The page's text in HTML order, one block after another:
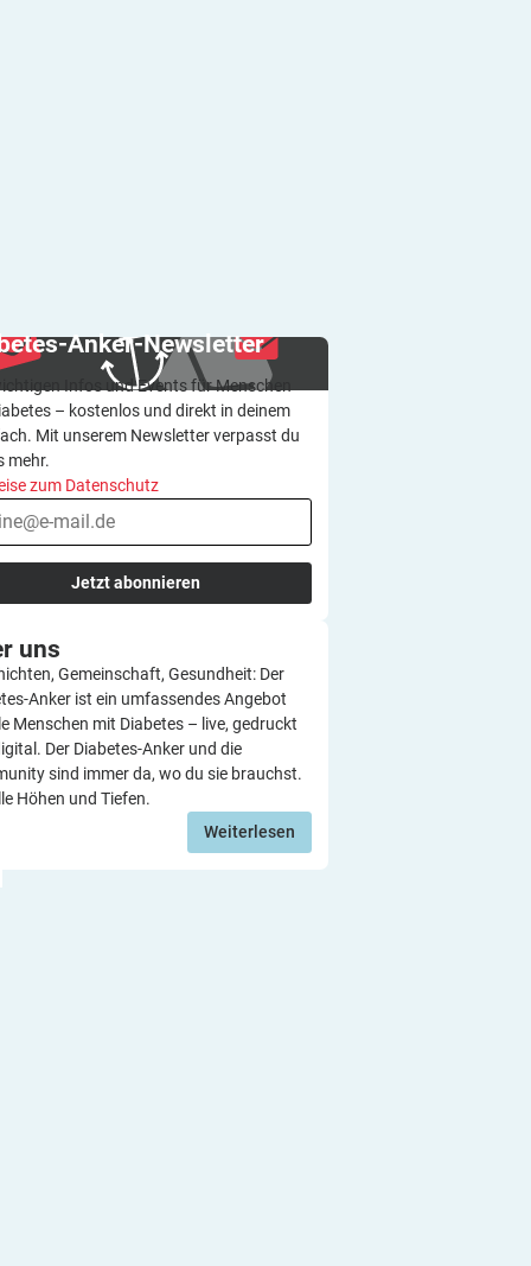
Anker-Newsletter
Infos und Events für Menschen
– kostenlos und direkt in deinem
Mit unserem Newsletter verpasst du
mehr.
zum Datenschutz
Jetzt abonnieren
uns
Gemeinschaft, Gesundheit: Der
Anker ist ein umfassendes Angebot
Menschen mit Diabetes – live, gedruckt
Der Diabetes-Anker und die
sind immer da, wo du sie brauchst.
Höhen und Tiefen.
Weiterlesen